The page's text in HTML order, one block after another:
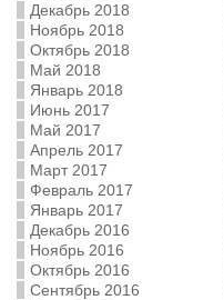
Декабрь 2018
Ноябрь 2018
Октябрь 2018
Май 2018
Январь 2018
Июнь 2017
Май 2017
Апрель 2017
Март 2017
Февраль 2017
Январь 2017
Декабрь 2016
Ноябрь 2016
Октябрь 2016
Сентябрь 2016